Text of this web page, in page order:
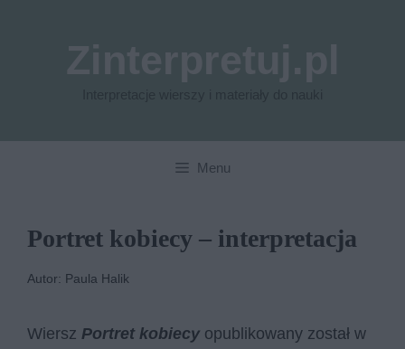
Menu
Portret kobiecy – interpretacja
Autor: Paula Halik
Wiersz Portret kobiecy opublikowany został w